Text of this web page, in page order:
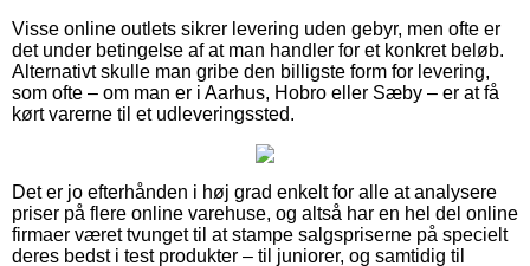
Visse online outlets sikrer levering uden gebyr, men ofte er
det under betingelse af at man handler for et konkret beløb.
Alternativt skulle man gribe den billigste form for levering,
som ofte – om man er i Aarhus, Hobro eller Sæby – er at få
kørt varerne til et udleveringssted.
Det er jo efterhånden i høj grad enkelt for alle at analysere
priser på flere online varehuse, og altså har en hel del online
firmaer været tvunget til at stampe salgspriserne på specielt
deres bedst i test produkter – til juniorer, og samtidig til